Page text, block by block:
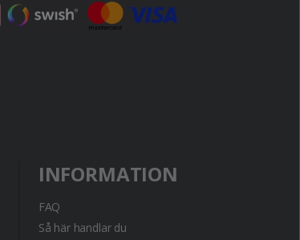
INFORMATION
FAQ
Så här handlar du